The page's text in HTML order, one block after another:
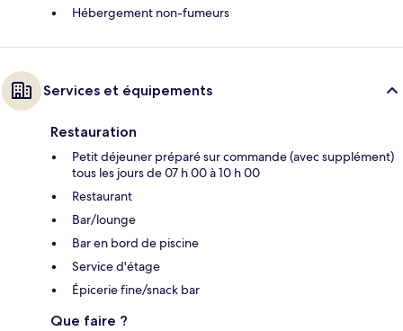
Hébergement non-fumeurs
Services et équipements
Restauration
Petit déjeuner préparé sur commande (avec supplément)
tous les jours de 07 h 00 à 10 h 00
Restaurant
Bar/lounge
Bar en bord de piscine
Service d'étage
Épicerie fine/snack bar
Que faire ?